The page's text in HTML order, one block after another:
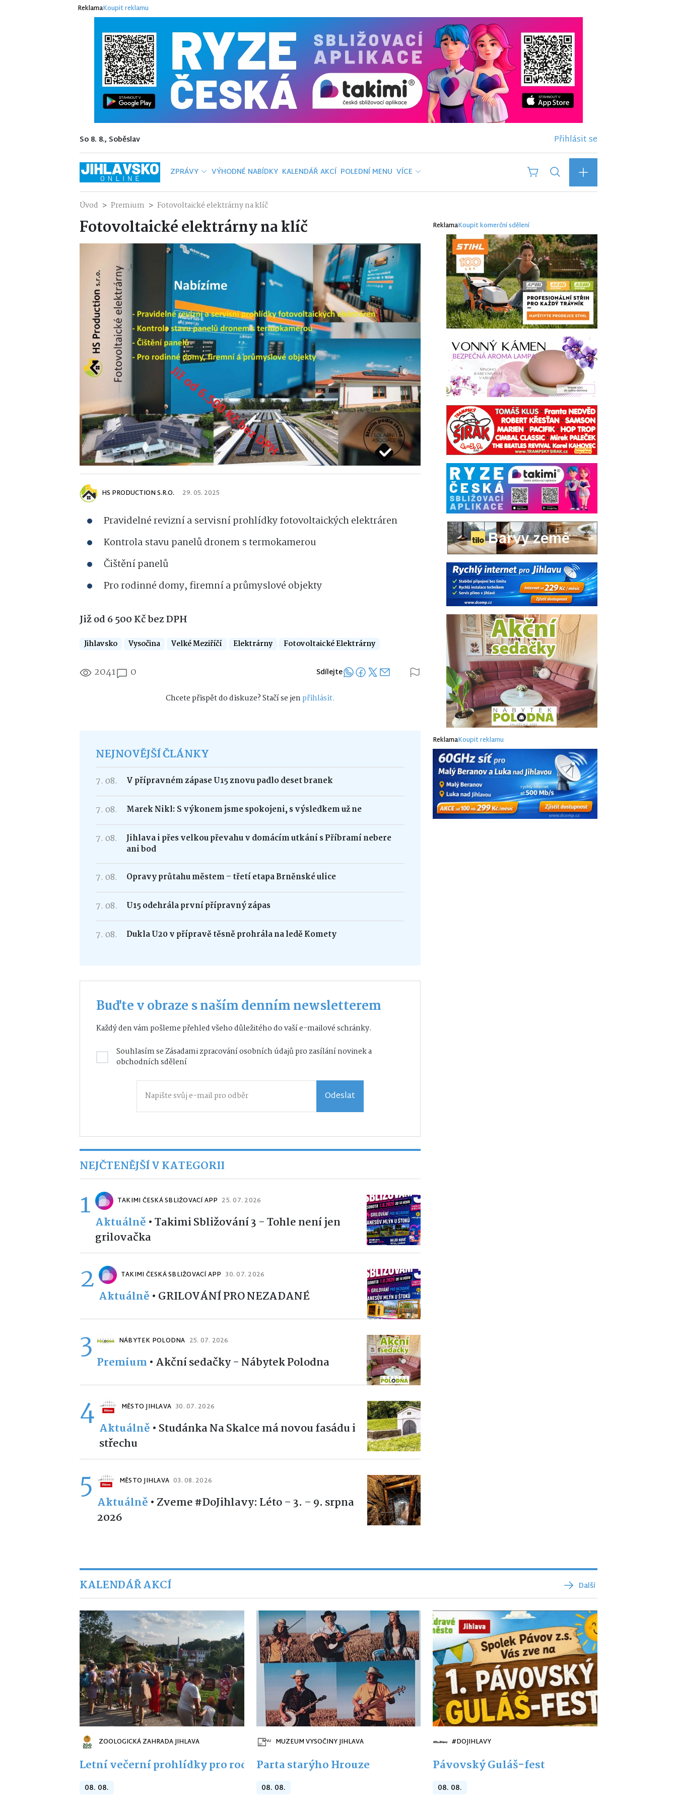
ReklamaKoupit reklamu
So 8. 8., Soběslav Přihlásit se
ZPRÁVY VÝHODNÉ NABÍDKY KALENDÁŘ AKCÍ POLEDNÍ MENU VÍCE
Úvod Premium Fotovoltaické elektrárny na klíč
Fotovoltaické elektrárny na klíč
HS PRODUCTION S.R.O. 29. 05. 2025
Pravidelné revizní a servisní prohlídky fotovoltaických elektráren
Kontrola stavu panelů dronem s termokamerou
Čištění panelů
Pro rodinné domy, firemní a průmyslové objekty
Již od 6 500 Kč bez DPH
Jihlavsko Vysočina Velké Meziříčí Elektrárny Fotovoltaické Elektrárny
2041 0 Sdílejte
Chcete přispět do diskuze? Stačí se jenpřihlásit.
NEJNOVĚJŠÍ ČLÁNKY
7. 08. V přípravném zápase U15 znovu padlo deset branek
7. 08. Marek Nikl: S výkonem jsme spokojeni, s výsledkem už ne
7. 08.
Jihlava i přes velkou převahu v domácím utkání s Příbramí nebere
ani bod
7. 08. Opravy průtahu městem – třetí etapa Brněnské ulice
7. 08. U15 odehrála první přípravný zápas
7. 08. Dukla U20 v přípravě těsně prohrála na ledě Komety
Buďte v obraze s naším denním newsletterem
Každý den vám pošleme přehled všeho důležitého do vaší e-mailové schránky.
Souhlasím seZásadami zpracování osobních údajůpro zasílání novinek a
obchodních sdělení
Odeslat
NEJČTENĚJŠÍ V KATEGORII
1 TAKIMI ČESKÁ SBLIŽOVACÍ APP 25. 07. 2026
Aktuálně •Takimi Sbližování 3 - Tohle není jen
grilovačka
2 TAKIMI ČESKÁ SBLIŽOVACÍ APP 30. 07. 2026
Aktuálně • GRILOVÁNÍ PRO NEZADANÉ
3 NÁBYTEK POLODNA 25. 07. 2026
Premium • Akční sedačky - Nábytek Polodna
4 MĚSTO JIHLAVA 30. 07. 2026
Aktuálně • Studánka Na Skalce má novou fasádu i
střechu
5 MĚSTO JIHLAVA 03. 08. 2026
Aktuálně • Zveme #DoJihlavy: Léto – 3. – 9. srpna
2026
ReklamaKoupit komerční sdělení
ReklamaKoupit reklamu
KALENDÁŘ AKCÍ Další
ZOOLOGICKÁ ZAHRADA JIHLAVA
Letní večerní prohlídky pro rodiny s dětmi
08. 08.
MUZEUM VYSOČINY JIHLAVA
Parta starýho Hrouze
08. 08.
#DOJIHLAVY
Pávovský Guláš-fest
08. 08.